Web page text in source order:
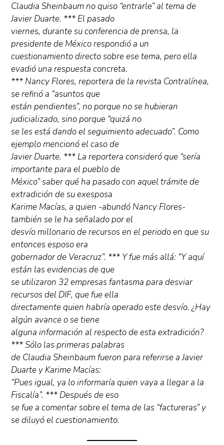
Claudia Sheinbaum no quiso “entrarle” al tema de
Javier Duarte. *** El pasado
viernes, durante su conferencia de prensa, la
presidente de México respondió a un
cuestionamiento directo sobre ese tema, pero ella
evadió una respuesta concreta.
*** Nancy Flores, reportera de la revista Contralínea,
se refirió a “asuntos que
están pendientes”, no porque no se hubieran
judicializado, sino porque “quizá no
se les está dando el seguimiento adecuado”. Como
ejemplo mencionó el caso de
Javier Duarte. *** La reportera consideró que “sería
importante para el pueblo de
México” saber qué ha pasado con aquel trámite de
extradición de su exesposa
Karime Macías, a quien -abundó Nancy Flores-
también se le ha señalado por el
desvío millonario de recursos en el periodo en que su
entonces esposo era
gobernador de Veracruz”. *** Y fue más allá: “Y aquí
están las evidencias de que
se utilizaron 32 empresas fantasma para desviar
recursos del DIF, que fue ella
directamente quien habría operado este desvío. ¿Hay
algún avance o se tiene
alguna información al respecto de esta extradición?
*** Sólo las primeras palabras
de Claudia Sheinbaum fueron para referirse a Javier
Duarte y Karime Macías:
“Pues igual, ya lo informaría quien vaya a llegar a la
Fiscalía”. *** Después de eso
se fue a comentar sobre el tema de las “factureras” y
se diluyó el cuestionamiento.